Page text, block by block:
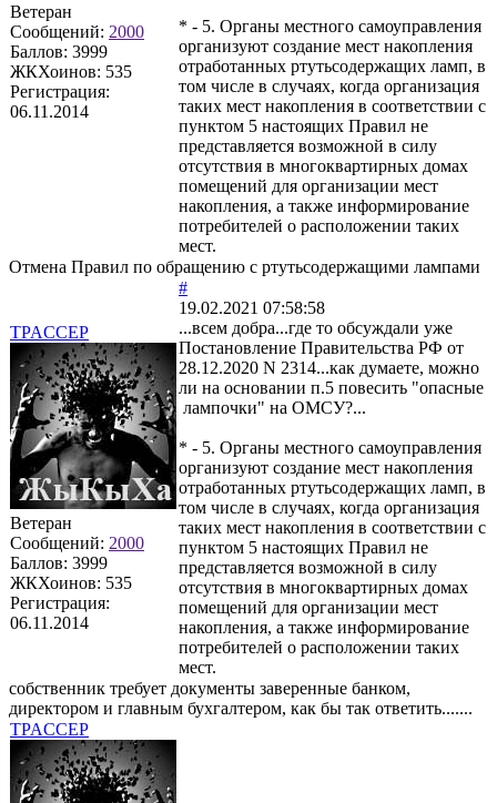
Ветеран
Сообщений: 2000
Баллов: 3999
ЖКХоинов: 535
Регистрация:
06.11.2014
* - 5. Органы местного самоуправления
организуют создание мест накопления
отработанных ртутьсодержащих ламп, в
том числе в случаях, когда организация
таких мест накопления в соответствии с
пунктом 5 настоящих Правил не
представляется возможной в силу
отсутствия в многоквартирных домах
помещений для организации мест
накопления, а также информирование
потребителей о расположении таких
мест.
Отмена Правил по обращению с ртутьсодержащими лампами
TPACCEP
Ветеран
Сообщений: 2000
Баллов: 3999
ЖКХоинов: 535
Регистрация:
06.11.2014
#
19.02.2021 07:58:58
...всем добра...где то обсуждали уже
Постановление Правительства РФ от
28.12.2020 N 2314...как думаете, можно
ли на основании п.5 повесить "опасные
лампочки" на ОМСУ?...
* - 5. Органы местного самоуправления
организуют создание мест накопления
отработанных ртутьсодержащих ламп, в
том числе в случаях, когда организация
таких мест накопления в соответствии с
пунктом 5 настоящих Правил не
представляется возможной в силу
отсутствия в многоквартирных домах
помещений для организации мест
накопления, а также информирование
потребителей о расположении таких
мест.
собственник требует документы заверенные банком,
директором и главным бухгалтером, как бы так ответить.......
TPACCEP